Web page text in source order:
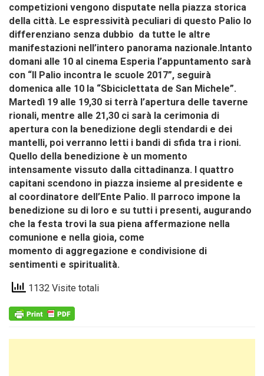
competizioni vengono disputate nella piazza storica
della città. Le espressività peculiari di questo Palio lo
differenziano senza dubbio da tutte le altre
manifestazioni nell’intero panorama nazionale.Intanto
domani alle 10 al cinema Esperia l’appuntamento sarà
con “Il Palio incontra le scuole 2017”, seguirà
domenica alle 10 la “Sbiciclettata de San Michele”.
Martedì 19 alle 19,30 si terrà l’apertura delle taverne
rionali, mentre alle 21,30 ci sarà la cerimonia di
apertura con la benedizione degli stendardi e dei
mantelli, poi verranno letti i bandi di sfida tra i rioni.
Quello della benedizione è un momento
intensamente vissuto dalla cittadinanza. I quattro
capitani scendono in piazza insieme al presidente e
al coordinatore dell’Ente Palio. Il parroco impone la
benedizione su di loro e su tutti i presenti, augurando
che la festa trovi la sua piena affermazione nella
comunione e nella gioia, come
momento di aggregazione e condivisione di
sentimenti e spiritualità.
1132 Visite totali